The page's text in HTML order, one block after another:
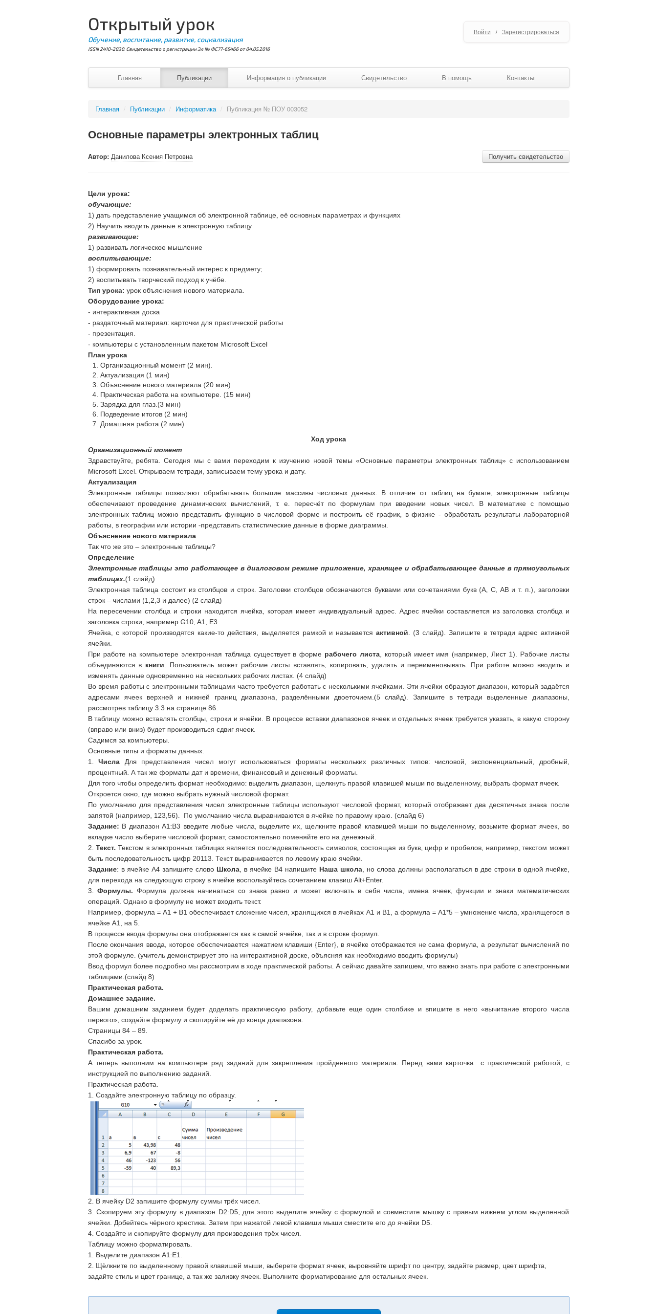
Открытый урок
Обучение, воспитание, развитие, социализация
ISSN 2410-2830. Свидетельство о регистрации Эл № ФС77-65466 от 04.05.2016
Войти / Зарегистрироваться
Главная Публикации Информация о публикации Свидетельство В помощь Контакты
Главная / Публикации / Информатика / Публикация № ПОУ 003052
Основные параметры электронных таблиц
Получить свидетельство
Автор: Данилова Ксения Петровна
Цели урока:
обучающие:
1) дать представление учащимся об электронной таблице, её основных параметрах и функциях
2) Научить вводить данные в электронную таблицу
развивающие:
1) развивать логическое мышление
воспитывающие:
1) формировать познавательный интерес к предмету;
2) воспитывать творческий подход к учёбе.
Тип урока: урок объяснения нового материала.
Оборудование урока:
- интерактивная доска
- раздаточный материал: карточки для практической работы
- презентация.
- компьютеры с установленным пакетом Microsoft Excel
План урока
Организационный момент (2 мин).
Актуализация (1 мин)
Объяснение нового материала (20 мин)
Практическая работа на компьютере. (15 мин)
Зарядка для глаз.(3 мин)
Подведение итогов (2 мин)
Домашняя работа (2 мин)
Ход урока
Организационный момент
Здравствуйте, ребята. Сегодня мы с вами переходим к изучению новой темы «Основные параметры электронных таблиц» с использованием
Microsoft Excel. Открываем тетради, записываем тему урока и дату.
Актуализация
Электронные таблицы позволяют обрабатывать большие массивы числовых данных. В отличие от таблиц на бумаге, электронные таблицы
обеспечивают проведение динамических вычислений, т. е. пересчёт по формулам при введении новых чисел. В математике с помощью
электронных таблиц можно представить функцию в числовой форме и построить её график, в физике - обработать результаты лабораторной
работы, в географии или истории -представить статистические данные в форме диаграммы.
Объяснение нового материала
Так что же это – электронные таблицы?
Определение
Электронные таблицы это работающее в диалоговом режиме приложение, хранящее и обрабатывающее данные в прямоугольных
таблицах.(1 слайд)
Электронная таблица состоит из столбцов и строк. Заголовки столбцов обозначаются буквами или сочетаниями букв (A, C, AB и т. п.), заголовки
строк – числами (1,2,3 и далее) (2 слайд)
На пересечении столбца и строки находится ячейка, которая имеет индивидуальный адрес. Адрес ячейки составляется из заголовка столбца и
заголовка строки, например G10, A1, E3.
Ячейка, с которой производятся какие-то действия, выделяется рамкой и называетсяактивной . (3 слайд). Запишите в тетради адрес активной
ячейки.
При работе на компьютере электронная таблица существует в форме рабочего листа, который имеет имя (например, Лист 1). Рабочие листы
объединяются в книги . Пользователь может рабочие листы вставлять, копировать, удалять и переименовывать. При работе можно вводить и
изменять данные одновременно на нескольких рабочих листах. (4 слайд)
Во время работы с электронными таблицами часто требуется работать с несколькими ячейками. Эти ячейки образуют диапазон, который задаётся
адресами ячеек верхней и нижней границ диапазона, разделёнными двоеточием.(5 слайд). Запишите в тетради выделенные диапазоны,
рассмотрев таблицу 3.3 на странице 86.
В таблицу можно вставлять столбцы, строки и ячейки. В процессе вставки диапазонов ячеек и отдельных ячеек требуется указать, в какую сторону
(вправо или вниз) будет производиться сдвиг ячеек.
Садимся за компьютеры.
Основные типы и форматы данных.
1.Числа Для представления чисел могут использоваться форматы нескольких различных типов: числовой, экспоненциальный, дробный,
процентный. А так же форматы дат и времени, финансовый и денежный форматы.
Для того чтобы определить формат необходимо: выделить диапазон, щелкнуть правой клавишей мыши по выделенному, выбрать формат ячеек.
Откроется окно, где можно выбрать нужный числовой формат.
По умолчанию для представления чисел электронные таблицы используют числовой формат, который отображает два десятичных знака после
запятой (например, 123,56). По умолчанию числа выравниваются в ячейке по правому краю. (слайд 6)
Задание: В диапазон А1:В3 введите любые числа, выделите их, щелкните правой клавишей мыши по выделенному, возьмите формат ячеек, во
вкладке число выберите числовой формат, самостоятельно поменяйте его на денежный.
2. Текст. Текстом в электронных таблицах является последовательность символов, состоящая из букв, цифр и пробелов, например, текстом может
быть последовательность цифр 20113. Текст выравнивается по левому краю ячейки.
Задание: в ячейке А4 запишите слово Школа, в ячейке В4 напишите Наша школа, но слова должны располагаться в две строки в одной ячейке,
для перехода на следующую строку в ячейке воспользуйтесь сочетанием клавиш Alt+Enter.
3.Формулы. Формула должна начинаться со знака равно и может включать в себя числа, имена ячеек, функции и знаки математических
операций. Однако в формулу не может входить текст.
Например, формула = A1 + B1 обеспечивает сложение чисел, хранящихся в ячейках A1 и B1, а формула = A1*5 – умножение числа, хранящегося в
ячейке А1, на 5.
В процессе ввода формулы она отображается как в самой ячейке, так и в строке формул.
После окончания ввода, которое обеспечивается нажатием клавиши {Enter}, в ячейке отображается не сама формула, а результат вычислений по
этой формуле. (учитель демонстрирует это на интерактивной доске, объясняя как необходимо вводить формулы)
Ввод формул более подробно мы рассмотрим в ходе практической работы. А сейчас давайте запишем, что важно знать при работе с электронными
таблицами.(слайд 8)
Практическая работа.
Домашнее задание.
Вашим домашним заданием будет доделать практическую работу, добавьте еще один столбике и впишите в него «вычитание второго числа
первого», создайте формулу и скопируйте её до конца диапазона.
Страницы 84 – 89.
Спасибо за урок.
Практическая работа.
А теперь выполним на компьютере ряд заданий для закрепления пройденного материала. Перед вами карточка с практической работой, с
инструкцией по выполнению заданий.
Практическая работа.
1. Создайте электронную таблицу по образцу.
2. В ячейку D2 запишите формулу суммы трёх чисел.
3. Скопируем эту формулу в диапазон D2:D5, для этого выделите ячейку с формулой и совместите мышку с правым нижнем углом выделенной
ячейки. Добейтесь чёрного крестика. Затем при нажатой левой клавиши мыши сместите его до ячейки D5.
4. Создайте и скопируйте формулу для произведения трёх чисел.
Таблицу можно форматировать.
1. Выделите диапазон А1:Е1.
2. Щёлкните по выделенному правой клавишей мыши, выберете формат ячеек, выровняйте шрифт по центру, задайте размер, цвет шрифта,
задайте стиль и цвет границе, а так же заливку ячеек. Выполните форматирование для остальных ячеек.